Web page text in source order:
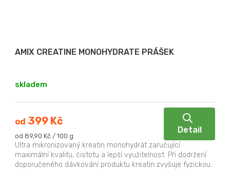
AMIX CREATINE MONOHYDRATE PRÁŠEK
skladem
od 399 Kč
Měrná
cena:
od 89,90 Kč / 100 g
Detail
Ultra mikronizovaný kreatin monohydrát zaručující
maximální kvalitu, čistotu a lepší využitelnost. Při dodržení
doporučeného dávkování produktu kreatin zvyšuje fyzickou...